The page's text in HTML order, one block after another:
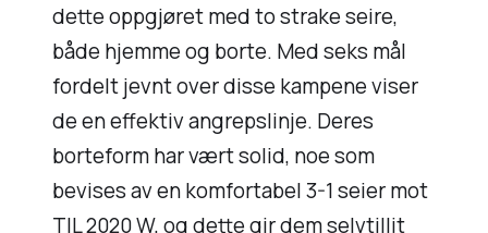
dette oppgjøret med to strake seire,
både hjemme og borte. Med seks mål
fordelt jevnt over disse kampene viser
de en effektiv angrepslinje. Deres
borteform har vært solid, noe som
bevises av en komfortabel 3-1 seier mot
TIL 2020 W, og dette gir dem selvtillit